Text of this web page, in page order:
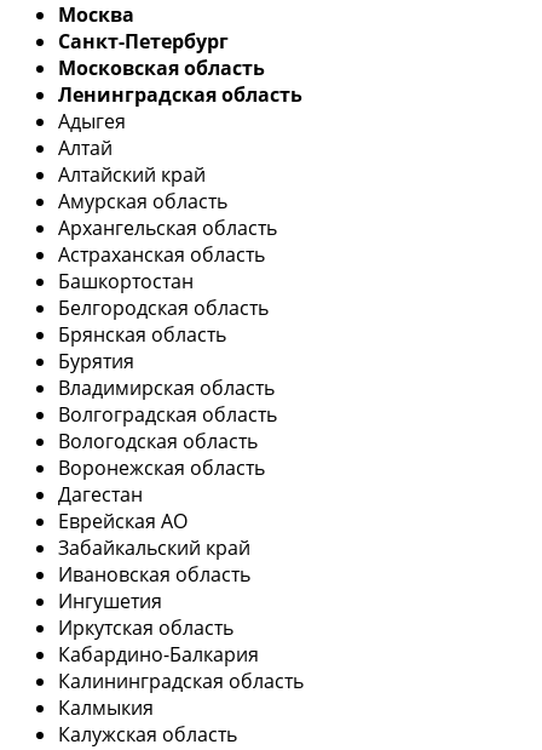
Москва
Санкт-Петербург
Московская область
Ленинградская область
Адыгея
Алтай
Алтайский край
Амурская область
Архангельская область
Астраханская область
Башкортостан
Белгородская область
Брянская область
Бурятия
Владимирская область
Волгоградская область
Вологодская область
Воронежская область
Дагестан
Еврейская АО
Забайкальский край
Ивановская область
Ингушетия
Иркутская область
Кабардино-Балкария
Калининградская область
Калмыкия
Калужская область